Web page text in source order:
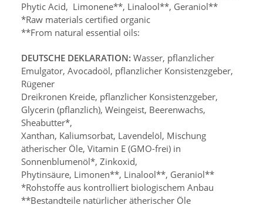
Phytic Acid, Limonene**, Linalool**, Geraniol**
*Raw materials certified organic
**From natural essential oils:
DEUTSCHE DEKLARATION: Wasser, pflanzlicher
Emulgator, Avocadoöl, pflanzlicher Konsistenzgeber,
Rügener
Dreikronen Kreide, pflanzlicher Konsistenzgeber,
Glycerin (pflanzlich), Weingeist, Beerenwachs,
Sheabutter*,
Xanthan, Kaliumsorbat, Lavendelöl, Mischung
ätherischer Öle, Vitamin E (GMO-frei) in
Sonnenblumenöl*, Zinkoxid,
Phytinsäure, Limonen**, Linalool**, Geraniol**
*Rohstoffe aus kontrolliert biologischem Anbau
**Bestandteile natürlicher ätherischer Öle